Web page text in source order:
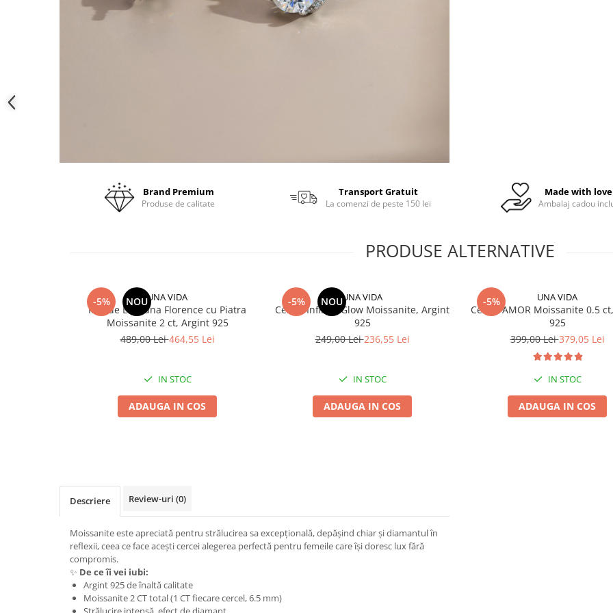
Brand Premium
Produse de calitate
Transport Gratuit
La comenzi de peste 150 lei
Made with love
Ambalaj cadou
PRODUSE ALTERNATIVE
-5% NOUUNA VIDA
Inel de Logodna Florence cu Piatra
Moissanite 2 ct, Argint 925
489,00 Lei464,55 Lei
IN STOC
ADAUGA IN COS
-5% NOUUNA VIDA
Cercei Infinity Glow Moissanite, Argint
925
249,00 Lei236,55 Lei
IN STOC
ADAUGA IN COS
-5% UNA VIDA
Cercei AMOR Moissanite 0.5
925
399,00 Lei379,05 Lei
IN STOC
ADAUGA IN COS
Descriere Review-uri (0)
Moissanite este apreciată pentru strălucirea sa excepțională, depășind chiar și diamantul în
reflexii, ceea ce face acești cercei alegerea perfectă pentru femeile care își doresc lux fără
compromis.
✨ De ce îi vei iubi:
Argint 925 de înaltă calitate
Moissanite 2 CT total (1 CT fiecare cercel, 6.5 mm)